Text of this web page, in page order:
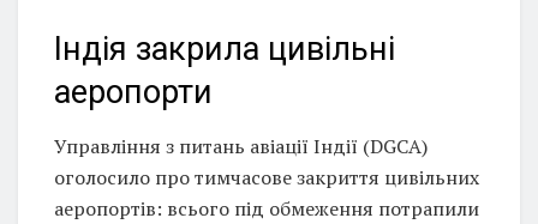
Індія закрила цивільні
аеропорти
Управління з питань авіації Індії (DGCA)
оголосило про тимчасове закриття цивільних
аеропортів: всього під обмеження потрапили